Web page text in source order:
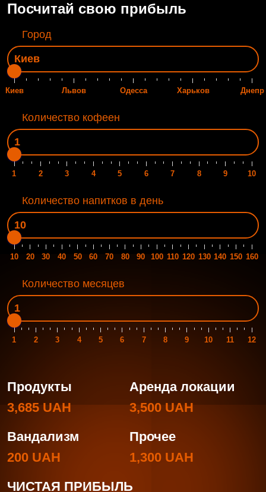
Посчитай свою прибыль
Город
Киев Львов Одесса Харьков Днепр
Количество кофеен
1 2 3 4 5 6 7 8 9 10
Количество напитков в день
10 20 30 40 50 60 70 80 90 100 110 120 130 140 150 160
Количество месяцев
1 2 3 4 5 6 7 8 9 10 11 12
Продукты
3,685 UAH
Аренда локации
3,500 UAH
Вандализм
200 UAH
Прочее
1,300 UAH
ЧИСТАЯ ПРИБЫЛЬ